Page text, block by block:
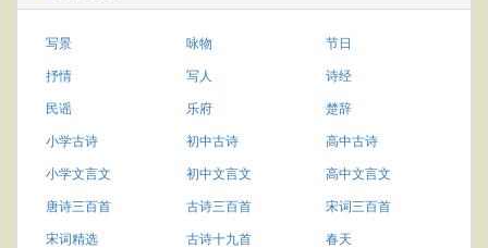
写景 咏物
节日
抒情
写人
诗经
民谣
乐府
楚辞
小学古诗
初中古诗
高中古诗
小学文言文
初中文言文
高中文言文
唐诗三百首
古诗三百首
宋词三百首
宋词精选
古诗十九首
春天